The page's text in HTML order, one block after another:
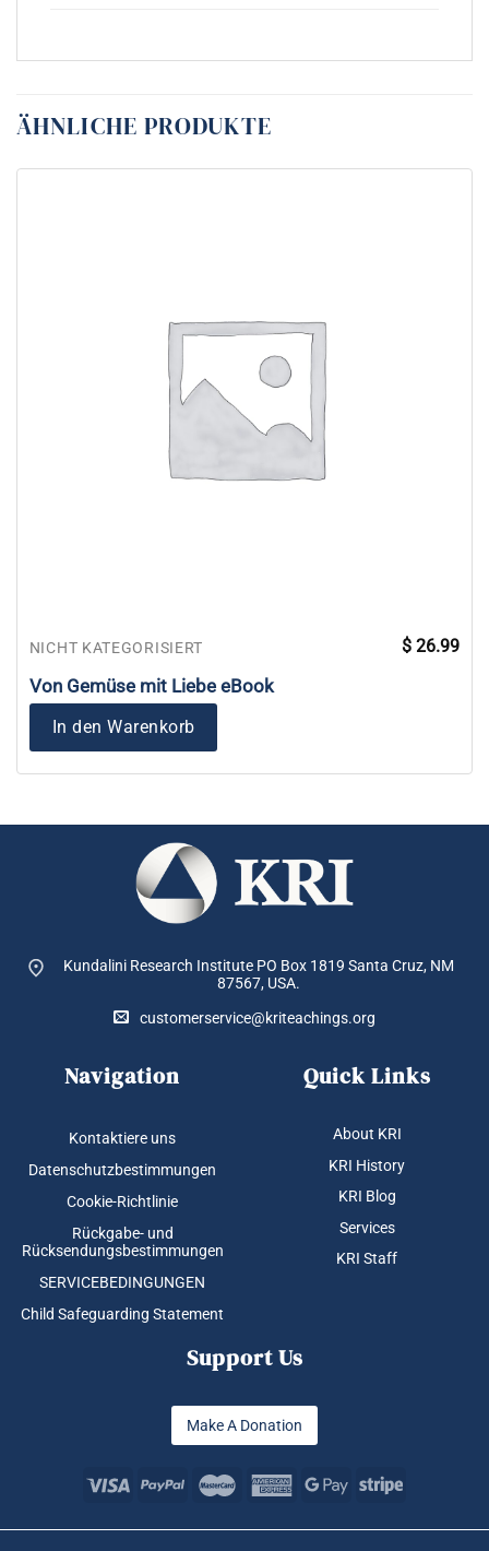
ÄHNLICHE PRODUKTE
NICHT KATEGORISIERT
Von Gemüse mit Liebe eBook
$ 26.99
In den Warenkorb
Kundalini Research Institute PO Box 1819 Santa Cruz, NM
87567, USA.
customerservice@kriteachings.org
Navigation
Kontaktiere uns
Datenschutzbestimmungen
Cookie-Richtlinie
Rückgabe- und
Rücksendungsbestimmungen
SERVICEBEDINGUNGEN
Child Safeguarding Statement
Quick Links
About KRI
KRI History
KRI Blog
Services
KRI Staff
Support Us
Make A Donation